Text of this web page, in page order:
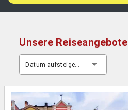
Unsere Reiseangebote
Datum aufsteigend